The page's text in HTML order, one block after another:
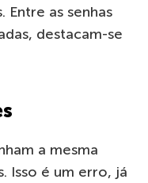
Entre as senhas
destacam-se
a mesma
Isso é um erro, já